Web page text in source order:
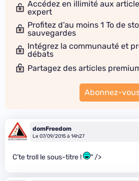
Accédez en illimité aux
expert
Profitez d'au moins 1 To de
sauvegardes
Intégrez la communauté et
débats
Partagez des articles
Abonnez-
domFreedom
Le 07/09/2015 à 14h27
C’te troll le sous-titre ! " />